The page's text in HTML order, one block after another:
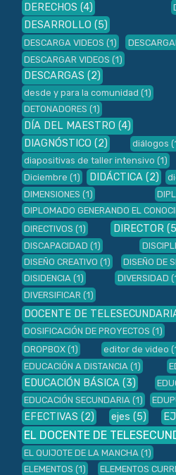
DERECHOS (4)
DESARROLLO (5)
DESCARGA VIDEOS (1)
DESCARGAR VIDEOS (1)
DESCARGAS (2)
desde y para la comunidad (1)
DETONADORES (1)
DÍA DEL MAESTRO (4)
DIAGNÓSTICO (2) diálogos
diapositivas de taller intensivo (1)
Diciembre (1) DIDÁCTICA (2)
DIMENSIONES (1)
DIPLOMADO GENERANDO EL
DIRECTIVOS (1) DIRECTOR
DISCAPACIDAD (1)
DISEÑO CREATIVO (1) DISEÑO DE
DISIDENCIA (1) DIVERSIDAD
DIVERSIFICAR (1)
DOCENTE DE
DOSIFICACIÓN DE PROYECTOS (1)
DROPBOX (1) editor de video
EDUCACIÓN A DISTANCIA (1)
EDUCACIÓN BÁSICA (3)
EDUCACIÓN SECUNDARIA (1)
EFECTIVAS (2) ejes (5)
EL DOCENTE DE
EL QUIJOTE DE LA MANCHA (1)
ELEMENTOS (1) ELEMENTOS